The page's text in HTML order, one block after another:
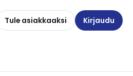
Tule asiakkaaksi Kirjaudu